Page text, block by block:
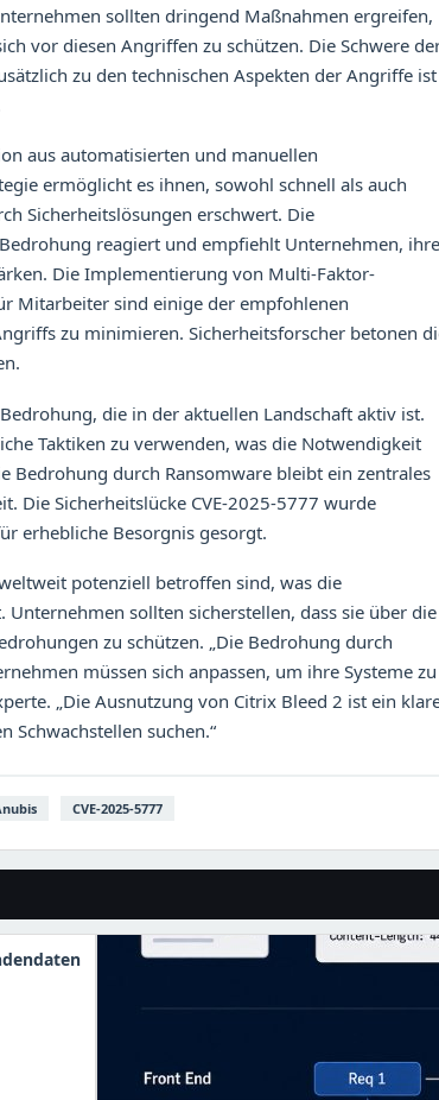
sollten dringend Maßnahmen ergreifen,
vor diesen Angriffen zu schützen. Die Schwere
zu den technischen Aspekten der Angriffe ist
aus automatisierten und manuellen
ermöglicht es ihnen, sowohl schnell als auch
Sicherheitslösungen erschwert. Die
reagiert und empfiehlt Unternehmen, ihre
Die Implementierung von Multi-Faktor-
Mitarbeiter sind einige der empfohlenen
zu minimieren. Sicherheitsforscher betonen
die in der aktuellen Landschaft aktiv ist.
Taktiken zu verwenden, was die Notwendigkeit
Bedrohung durch Ransomware bleibt ein zentrales
Die Sicherheitslücke CVE-2025-5777 wurde
erhebliche Besorgnis gesorgt.
potenziell betroffen sind, was die
sollten sicherstellen, dass sie über die
zu schützen. „Die Bedrohung durch
müssen sich anpassen, um ihre Systeme zu
„Die Ausnutzung von Citrix Bleed 2 ist ein
Schwachstellen suchen.“
CVE-2025-5777